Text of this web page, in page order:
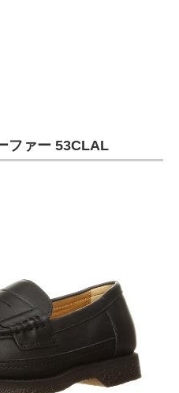
ファー 53CLAL